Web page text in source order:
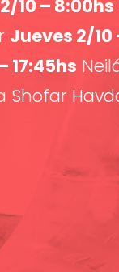
10 – 8:00hs
Jueves 2/10
17:45hs
Shofar